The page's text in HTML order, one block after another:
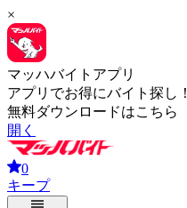
×
マッハバイトアプリ
アプリでお得にバイト探し！
無料ダウンロードはこちら
開く
0
キープ